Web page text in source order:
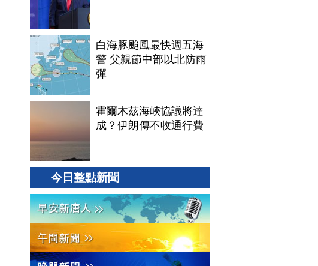
白海豚颱風最快週五海
警 父親節中部以北防雨
彈
霍爾木茲海峽協議將達
成？伊朗傳不收通行費
今日整點新聞